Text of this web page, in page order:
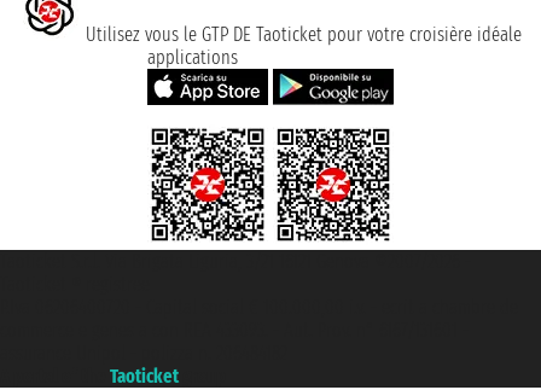
Utilisez vous le GTP DE Taoticket pour votre croisière idéale
applications
Taoticket